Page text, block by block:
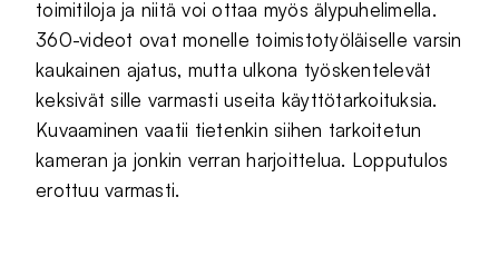
toimitiloja ja niitä voi ottaa myös älypuhelimella.
360-videot ovat monelle toimistotyöläiselle varsin
kaukainen ajatus, mutta ulkona työskentelevät
keksivät sille varmasti useita käyttötarkoituksia.
Kuvaaminen vaatii tietenkin siihen tarkoitetun
kameran ja jonkin verran harjoittelua. Lopputulos
erottuu varmasti.